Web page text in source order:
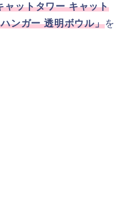
ャットタワー キャット
ンガー 透明ボウル」を